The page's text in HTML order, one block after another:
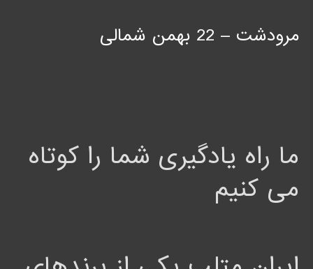
مرودشت – 22 بهمن شمالی
ما راه یادگیری شما را کوتاه
می کنیم